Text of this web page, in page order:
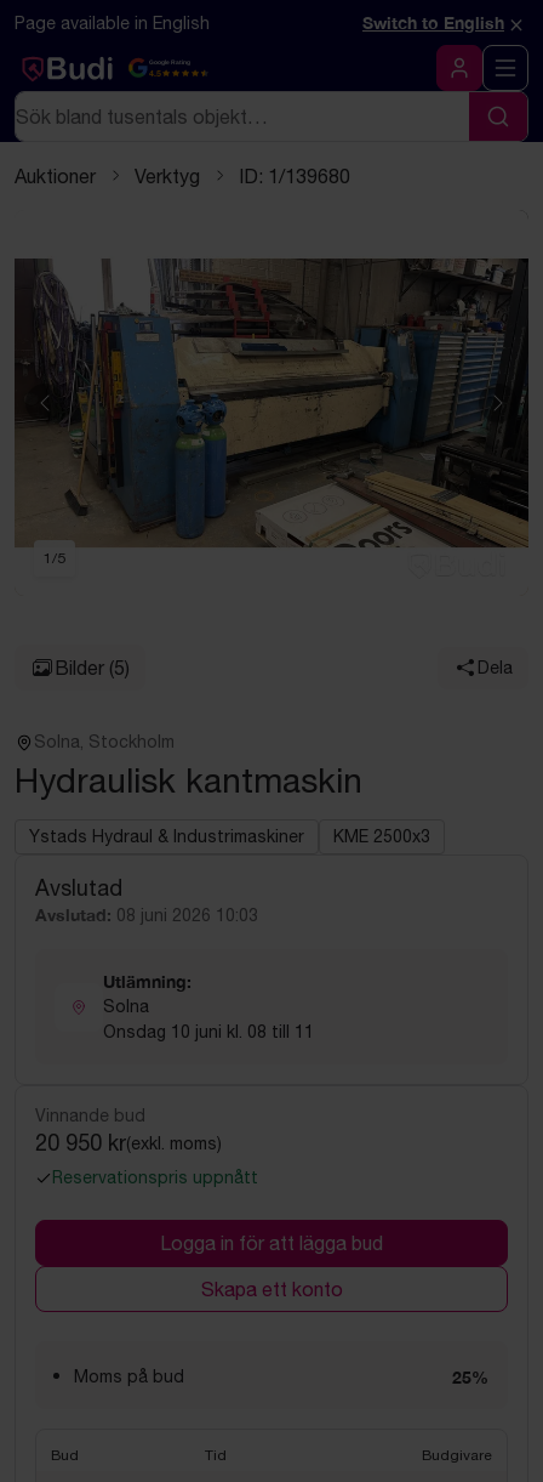
Hoppa till innehåll
Textbaserad (markdown) version av denna sida
Page available in English Switch to English ×
Google Rating
4.5
Logga in
Sök
Sök
Auktioner Verktyg ID: 1/139680
Föregående
1 /5
Bilder (5) Dela
Solna, Stockholm
Hydraulisk kantmaskin
Ystads Hydraul & Industrimaskiner KME 2500x3
Avslutad
Avslutad: 08 juni 2026 10:03
Utlämning:
Solna
Onsdag 10 juni kl. 08 till 11
Vinnande bud
20 950 kr(exkl. moms)
Reservationspris uppnått
Logga in för att lägga bud
Skapa ett konto
Moms på bud 25%
Bud Tid Budgivare